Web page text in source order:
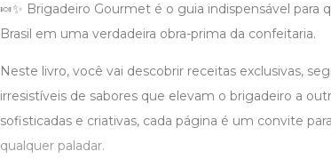
🍬✨ Brigadeiro Gourmet é o guia indispensável
Brasil em uma verdadeira obra-prima da confeitaria.
Neste livro, você vai descobrir receitas exclusivas,
irresistíveis de sabores que elevam o brigadeiro a
sofisticadas e criativas, cada página é um convite
qualquer paladar.